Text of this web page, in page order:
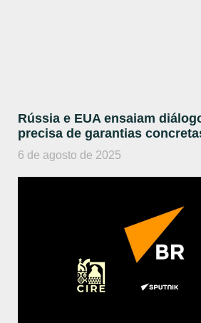
Rússia e EUA ensaiam
precisa de garantias
6 de agosto de 2025